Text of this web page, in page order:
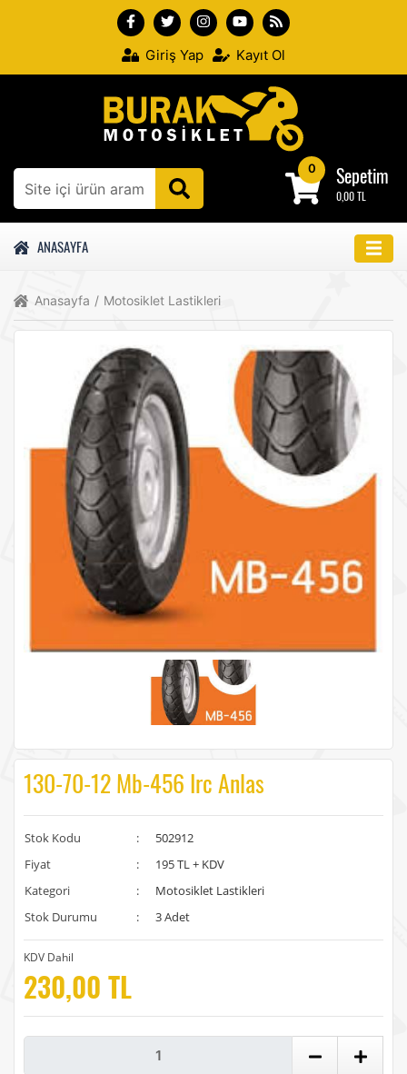
Giriş Yap Kayıt Ol
0 Sepetim
0,00 TL
ANASAYFA
Anasayfa / Motosiklet Lastikleri
130-70-12 Mb-456 Irc Anlas
Stok Kodu :
502912
Fiyat
:
195 TL + KDV
Kategori
:
Motosiklet Lastikleri
Stok Durumu
: 3 Adet
KDV Dahil
230,00 TL